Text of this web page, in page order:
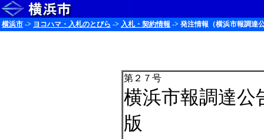
横浜市 -> ヨコハマ・入札のとびら -> 入札・契約情報 -> 発注情報（横浜市報調達
第２７号
横浜市報調達公
版